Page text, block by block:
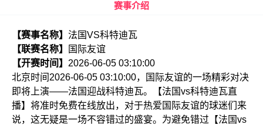
赛事介绍
【赛事名称】 法国VS科特迪瓦
【联赛名称】
国际友谊
【开赛时间】 2026-06-05 03:10:00
北京时间2026-06-05 03:10:00，国际友谊的一场精彩对决
即将上演——法国迎战科特迪瓦。【法国vs科特迪瓦直
播】将准时免费在线放出，对于热爱国际友谊的球迷们来
说，这无疑是一场不容错过的盛宴。为避免错过【法国vs